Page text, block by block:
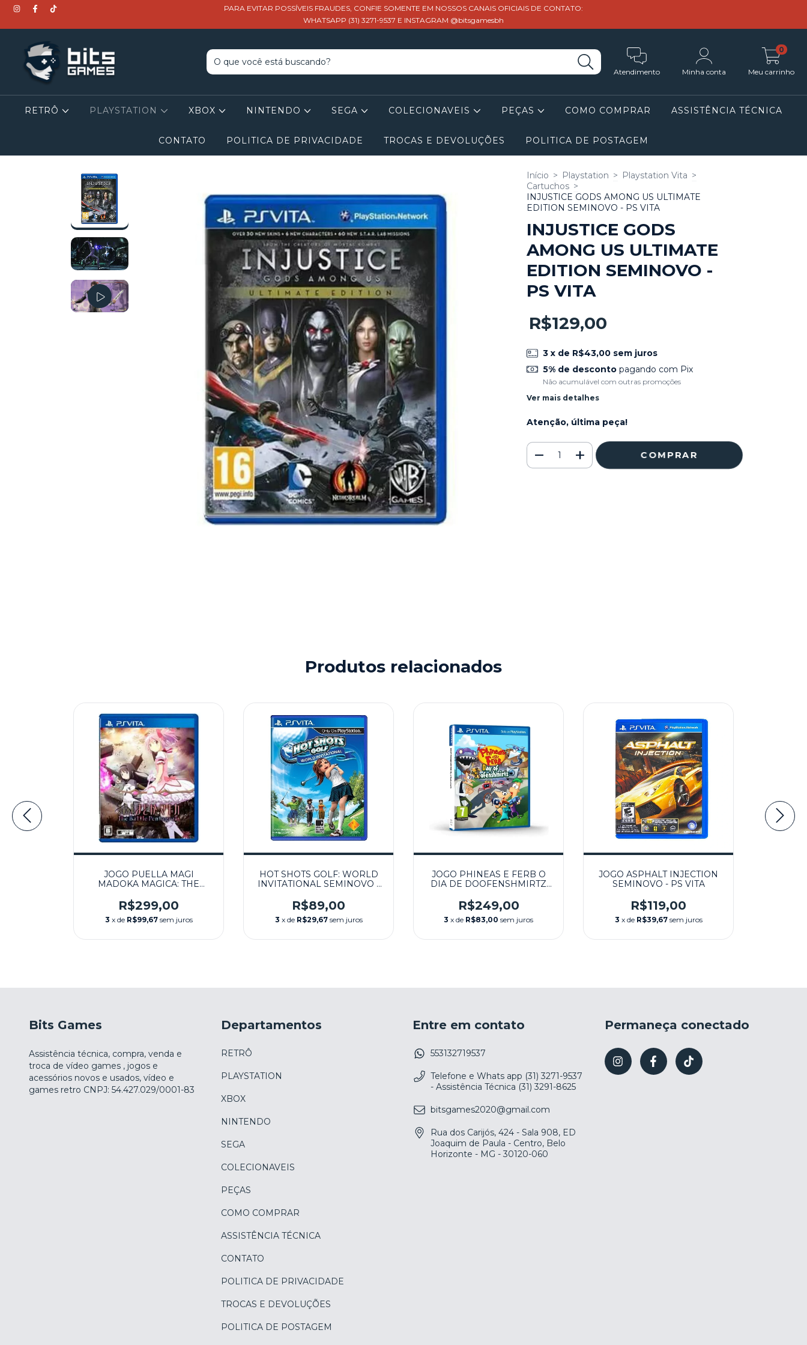
PARA EVITAR POSSÍVEIS FRAUDES, CONFIE SOMENTE EM NOSSOS CANAIS OFICIAIS DE CONTATO:
WHATSAPP (31) 3271-9537 E INSTAGRAM @bitsgamesbh
Atendimento Minha conta Meu carrinho
0
RETRÔ PLAYSTATION XBOX NINTENDO SEGA COLECIONAVEIS PEÇAS COMO COMPRAR ASSISTÊNCIA TÉCNICA
CONTATO POLITICA DE PRIVACIDADE TROCAS E DEVOLUÇÕES POLITICA DE POSTAGEM
Início > Playstation > Playstation Vita >
Cartuchos >
INJUSTICE GODS AMONG US ULTIMATE
EDITION SEMINOVO - PS VITA
INJUSTICE GODS
AMONG US ULTIMATE
EDITION SEMINOVO -
PS VITA
R$129,00
3 x de R$43,00 sem juros
5% de descontopagando com Pix
Não acumulável com outras promoções
Ver mais detalhes
Atenção, última peça!
Produtos relacionados
JOGO PUELLA MAGI
MADOKA MAGICA: THE
SEMINOVO – PS VITA
R$299,00
3 x de R$99,67 sem juros
HOT SHOTS GOLF: WORLD
INVITATIONAL SEMINOVO -
R$89,00
3 x de R$29,67 sem juros
JOGO PHINEAS E FERB O
DIA DE DOOFENSHMIRTZ
R$249,00
3 x de R$83,00 sem juros
JOGO ASPHALT INJECTION
SEMINOVO - PS VITA
R$119,00
3 x de R$39,67 sem juros
Bits Games
Assistência técnica, compra, venda e
troca de vídeo games , jogos e
acessórios novos e usados, vídeo e
games retro CNPJ: 54.427.029/0001-83
Departamentos
RETRÔ
PLAYSTATION
XBOX
NINTENDO
SEGA
COLECIONAVEIS
PEÇAS
COMO COMPRAR
ASSISTÊNCIA TÉCNICA
CONTATO
POLITICA DE PRIVACIDADE
TROCAS E DEVOLUÇÕES
POLITICA DE POSTAGEM
Entre em contato
553132719537
Telefone e Whats app (31) 3271-9537
- Assistência Técnica (31) 3291-8625
bitsgames2020@gmail.com
Rua dos Carijós, 424 - Sala 908, ED
Joaquim de Paula - Centro, Belo
Horizonte - MG - 30120-060
Permaneça conectado